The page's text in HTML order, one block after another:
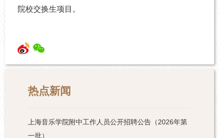
院校交换生项目。
热点新闻